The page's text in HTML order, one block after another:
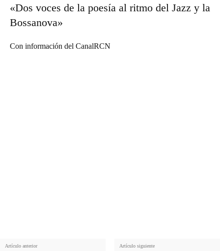
«Dos voces de la poesía al ritmo del Jazz y la
Bossanova»
Con información del CanalRCN
Artículo anterior Artículo siguiente